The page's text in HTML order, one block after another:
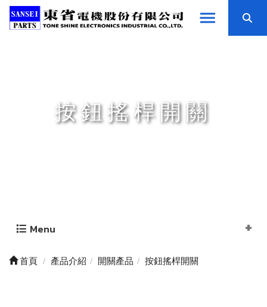
按鈕搖桿開關
Menu
首頁 產品介紹 開關產品 按鈕搖桿開關